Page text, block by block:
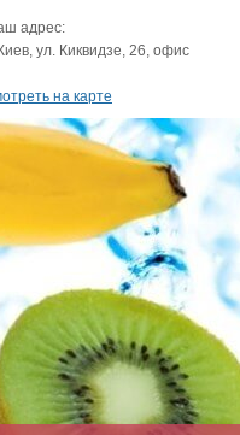
адрес:
ул. Киквидзе, 26, офис
на карте